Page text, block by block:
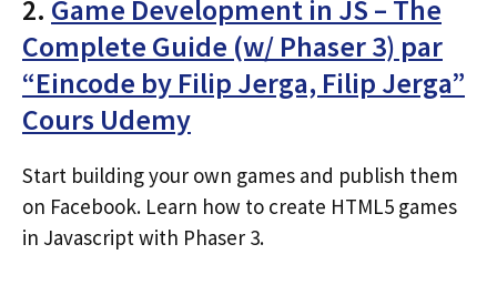
2. Game Development in JS – The
Complete Guide (w/ Phaser 3) par
“Eincode by Filip Jerga, Filip Jerga”
Cours Udemy
Start building your own games and publish them
on Facebook. Learn how to create HTML5 games
in Javascript with Phaser 3.